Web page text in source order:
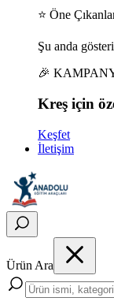
⭐ Öne
Şu anda
🎉
Kreş için
Keşfet
İletişim
Ürün Ara